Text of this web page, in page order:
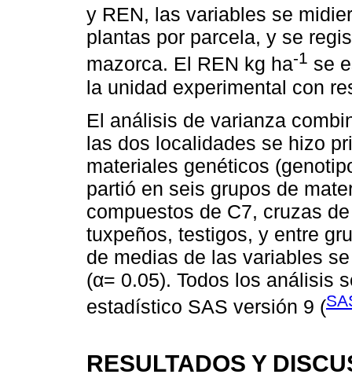
y REN, las variables se
plantas por parcela, y se
mazorca. El REN kg ha-1 se
la unidad experimental con
El análisis de varianza
las dos localidades se hizo
materiales genéticos
partió en seis grupos de
compuestos de C7, cruzas
tuxpeños, testigos, y entre
de medias de las variables
(α= 0.05). Todos los análisis
estadístico SAS versión 9 (
RESULTADOS Y